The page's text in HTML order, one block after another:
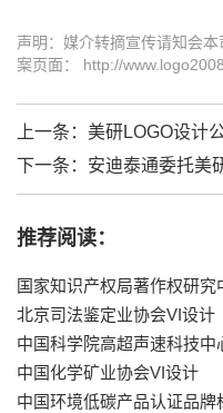
声明：媒介转摘宣传请知会
案页面： http://
上一条： 美研LOGO设计
下一条： 安迪泰通委托美
推荐阅读：
国家知识产权局著作权研究
北京司法鉴定业协会VI设计
中国科学院高超声速科技中
中国化学矿业协会VI设计
中国环境低碳产品认证品牌